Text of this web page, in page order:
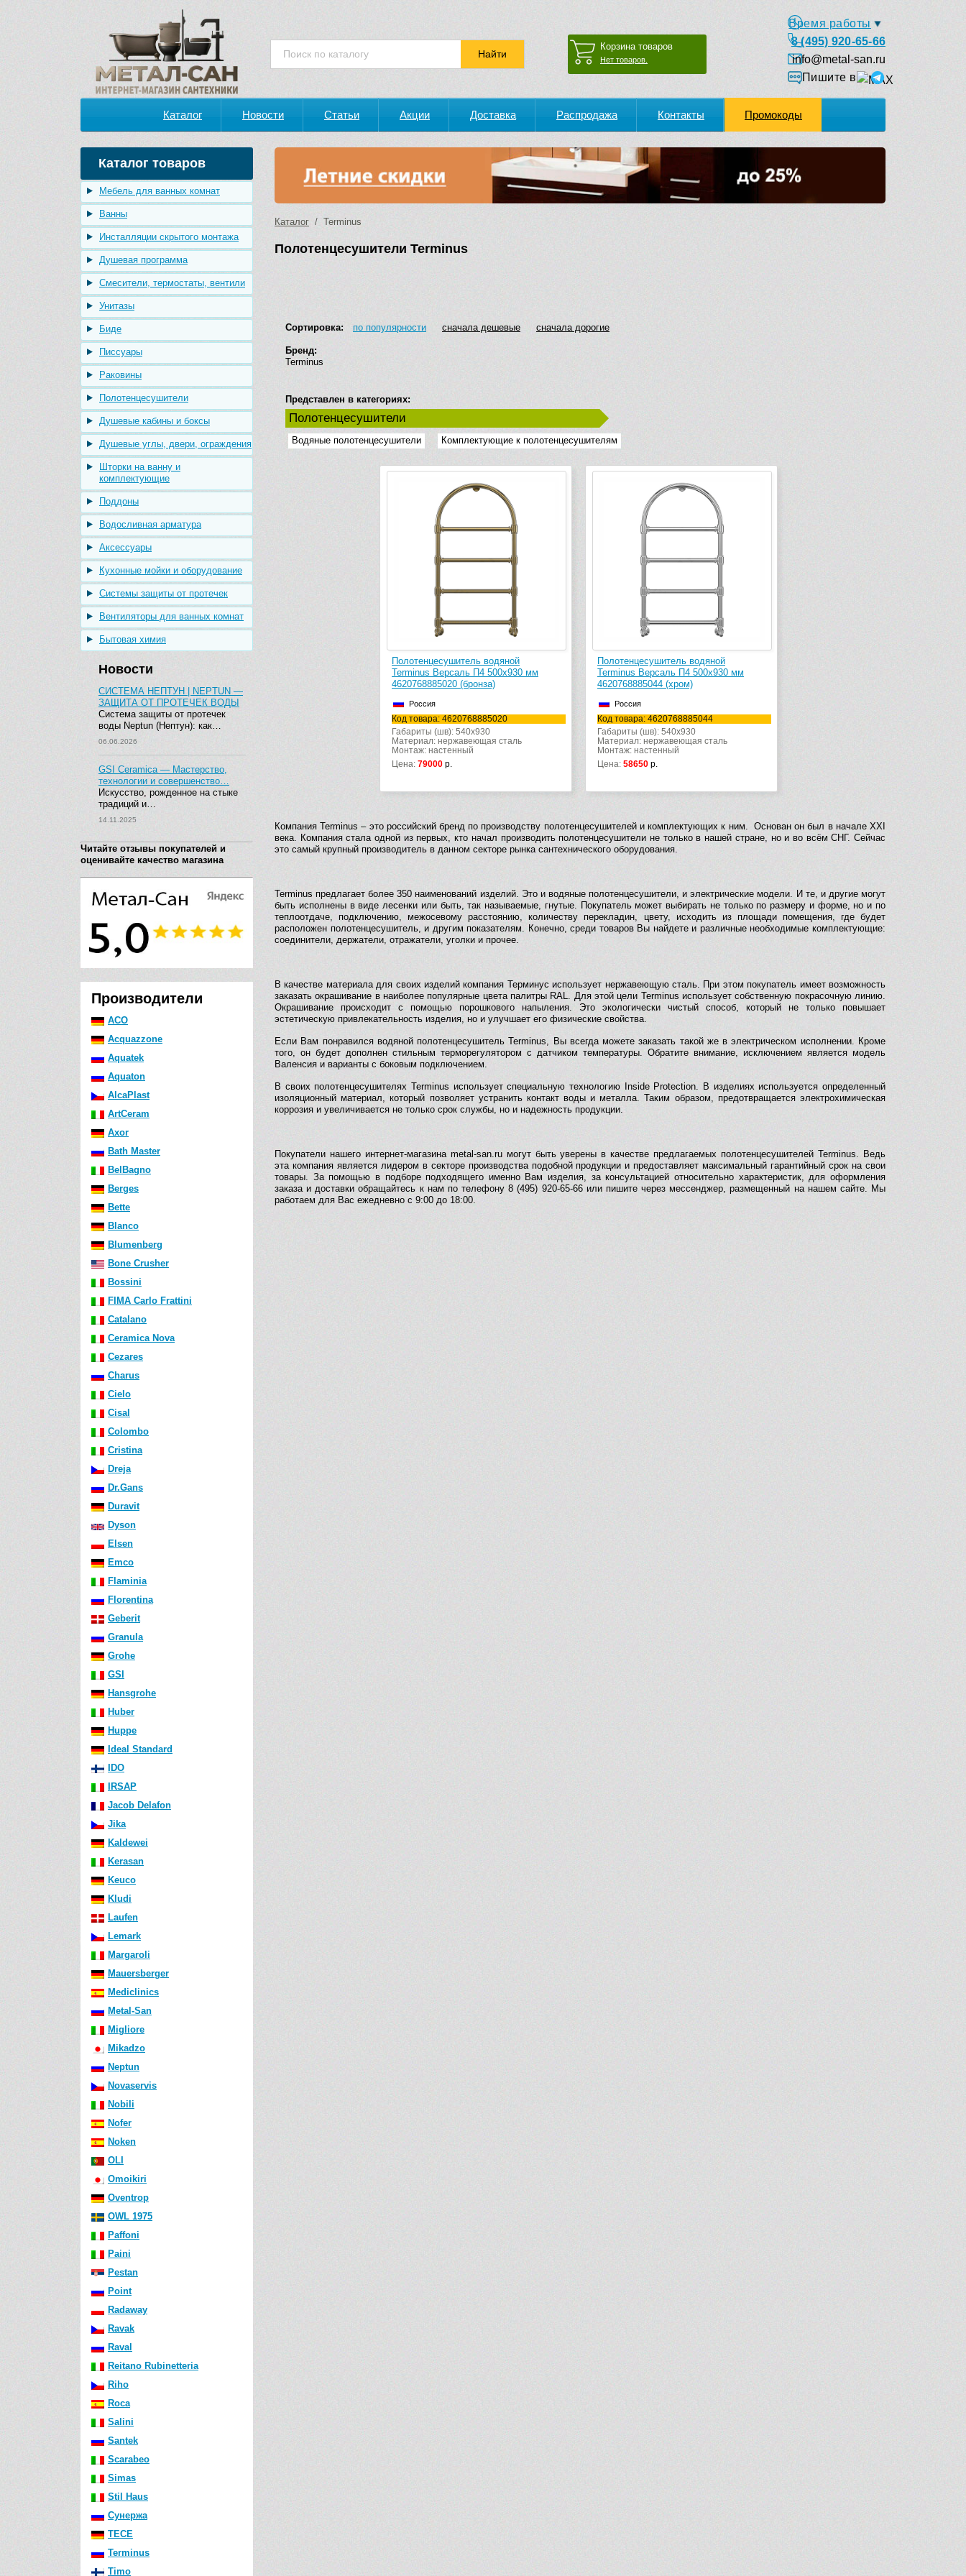
Корзина товаров
Нет товаров.
Время работы
8 (495) 920-65-66
info@metal-san.ru
Пишите в
Каталог Новости Статьи Акции Доставка Распродажа Контакты Промокоды
Каталог товаров
Мебель для ванных комнат
Ванны
Инсталляции скрытого монтажа
Душевая программа
Смесители, термостаты, вентили
Унитазы
Биде
Писсуары
Раковины
Полотенцесушители
Душевые кабины и боксы
Душевые углы, двери, ограждения
Шторки на ванну и
комплектующие
Поддоны
Водосливная арматура
Аксессуары
Кухонные мойки и оборудование
Системы защиты от протечек
Вентиляторы для ванных комнат
Бытовая химия
Новости
СИСТЕМА НЕПТУН | NEPTUN —
ЗАЩИТА ОТ ПРОТЕЧЕК ВОДЫ
Система защиты от протечек
воды Neptun (Нептун): как…
06.06.2026
GSI Ceramica — Мастерство,
технологии и совершенство…
Искусство, рожденное на стыке
традиций и…
14.11.2025
Читайте отзывы покупателей и
оценивайте качество магазина
Производители
ACO
Acquazzone
Aquatek
Aquaton
AlcaPlast
ArtCeram
Axor
Bath Master
BelBagno
Berges
Bette
Blanco
Blumenberg
Bone Crusher
Bossini
FIMA Carlo Frattini
Catalano
Ceramica Nova
Cezares
Charus
Cielo
Cisal
Colombo
Cristina
Dreja
Dr.Gans
Duravit
Dyson
Elsen
Emco
Flaminia
Florentina
Geberit
Granula
Grohe
GSI
Hansgrohe
Huber
Huppe
Ideal Standard
IDO
IRSAP
Jacob Delafon
Jika
Kaldewei
Kerasan
Keuco
Kludi
Laufen
Lemark
Margaroli
Mauersberger
Mediclinics
Metal-San
Migliore
Mikadzo
Neptun
Novaservis
Nobili
Nofer
Noken
OLI
Omoikiri
Oventrop
OWL 1975
Paffoni
Paini
Pestan
Point
Radaway
Ravak
Raval
Reitano Rubinetteria
Riho
Roca
Salini
Santek
Scarabeo
Simas
Stil Haus
Сунержа
TECE
Terminus
Timo
Каталог / Terminus
Полотенцесушители Terminus
Сортировка: по популярности сначала дешевые сначала дорогие
Бренд:
Terminus
Представлен в категориях:
Полотенцесушители
Водяные полотенцесушители Комплектующие к полотенцесушителям
Полотенцесушитель водяной
Terminus Версаль П4 500х930 мм
4620768885020 (бронза)
Россия
Код товара: 4620768885020
Габариты (шв): 540x930
Материал: нержавеющая сталь
Монтаж: настенный
Цена: 79000 р.
Полотенцесушитель водяной
Terminus Версаль П4 500х930 мм
4620768885044 (хром)
Россия
Код товара: 4620768885044
Габариты (шв): 540x930
Материал: нержавеющая сталь
Монтаж: настенный
Цена: 58650 р.
Компания Terminus – это российский бренд по производству полотенцесушителей и комплектующих к ним. Основан он был в начале XXI
века. Компания стала одной из первых, кто начал производить полотенцесушители не только в нашей стране, но и во всём СНГ. Сейчас
это самый крупный производитель в данном секторе рынка сантехнического оборудования.
Terminus предлагает более 350 наименований изделий. Это и водяные полотенцесушители, и электрические модели. И те, и другие могут
быть исполнены в виде лесенки или быть, так называемые, гнутые. Покупатель может выбирать не только по размеру и форме, но и по
теплоотдаче, подключению, межосевому расстоянию, количеству перекладин, цвету, исходить из площади помещения, где будет
расположен полотенцесушитель, и другим показателям. Конечно, среди товаров Вы найдете и различные необходимые комплектующие:
соединители, держатели, отражатели, уголки и прочее.
В качестве материала для своих изделий компания Терминус использует нержавеющую сталь. При этом покупатель имеет возможность
заказать окрашивание в наиболее популярные цвета палитры RAL. Для этой цели Terminus использует собственную покрасочную линию.
Окрашивание происходит с помощью порошкового напыления. Это экологически чистый способ, который не только повышает
эстетическую привлекательность изделия, но и улучшает его физические свойства.
Если Вам понравился водяной полотенцесушитель Terminus, Вы всегда можете заказать такой же в электрическом исполнении. Кроме
того, он будет дополнен стильным терморегулятором с датчиком температуры. Обратите внимание, исключением является модель
Валенсия и варианты с боковым подключением.
В своих полотенцесушителях Terminus использует специальную технологию Inside Protection. В изделиях используется определенный
изоляционный материал, который позволяет устранить контакт воды и металла. Таким образом, предотвращается электрохимическая
коррозия и увеличивается не только срок службы, но и надежность продукции.
Покупатели нашего интернет-магазина metal-san.ru могут быть уверены в качестве предлагаемых полотенцесушителей Terminus. Ведь
эта компания является лидером в секторе производства подобной продукции и предоставляет максимальный гарантийный срок на свои
товары. За помощью в подборе подходящего именно Вам изделия, за консультацией относительно характеристик, для оформления
заказа и доставки обращайтесь к нам по телефону 8 (495) 920-65-66 или пишите через мессенджер, размещенный на нашем сайте. Мы
работаем для Вас ежедневно с 9:00 до 18:00.